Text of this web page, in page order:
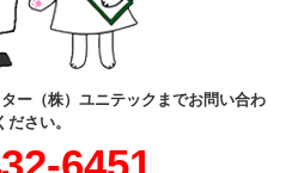
ー（株）ユニテックまでお問い合わ
ださい。